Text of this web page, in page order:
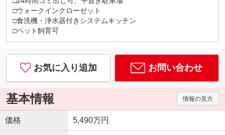
□ウォークインクローゼット
□食洗機・浄水器付きシステムキッチン
□ペット飼育可
お気に入り追加 お問い合わせ
基本情報 情報の見方
価格 5,490万円